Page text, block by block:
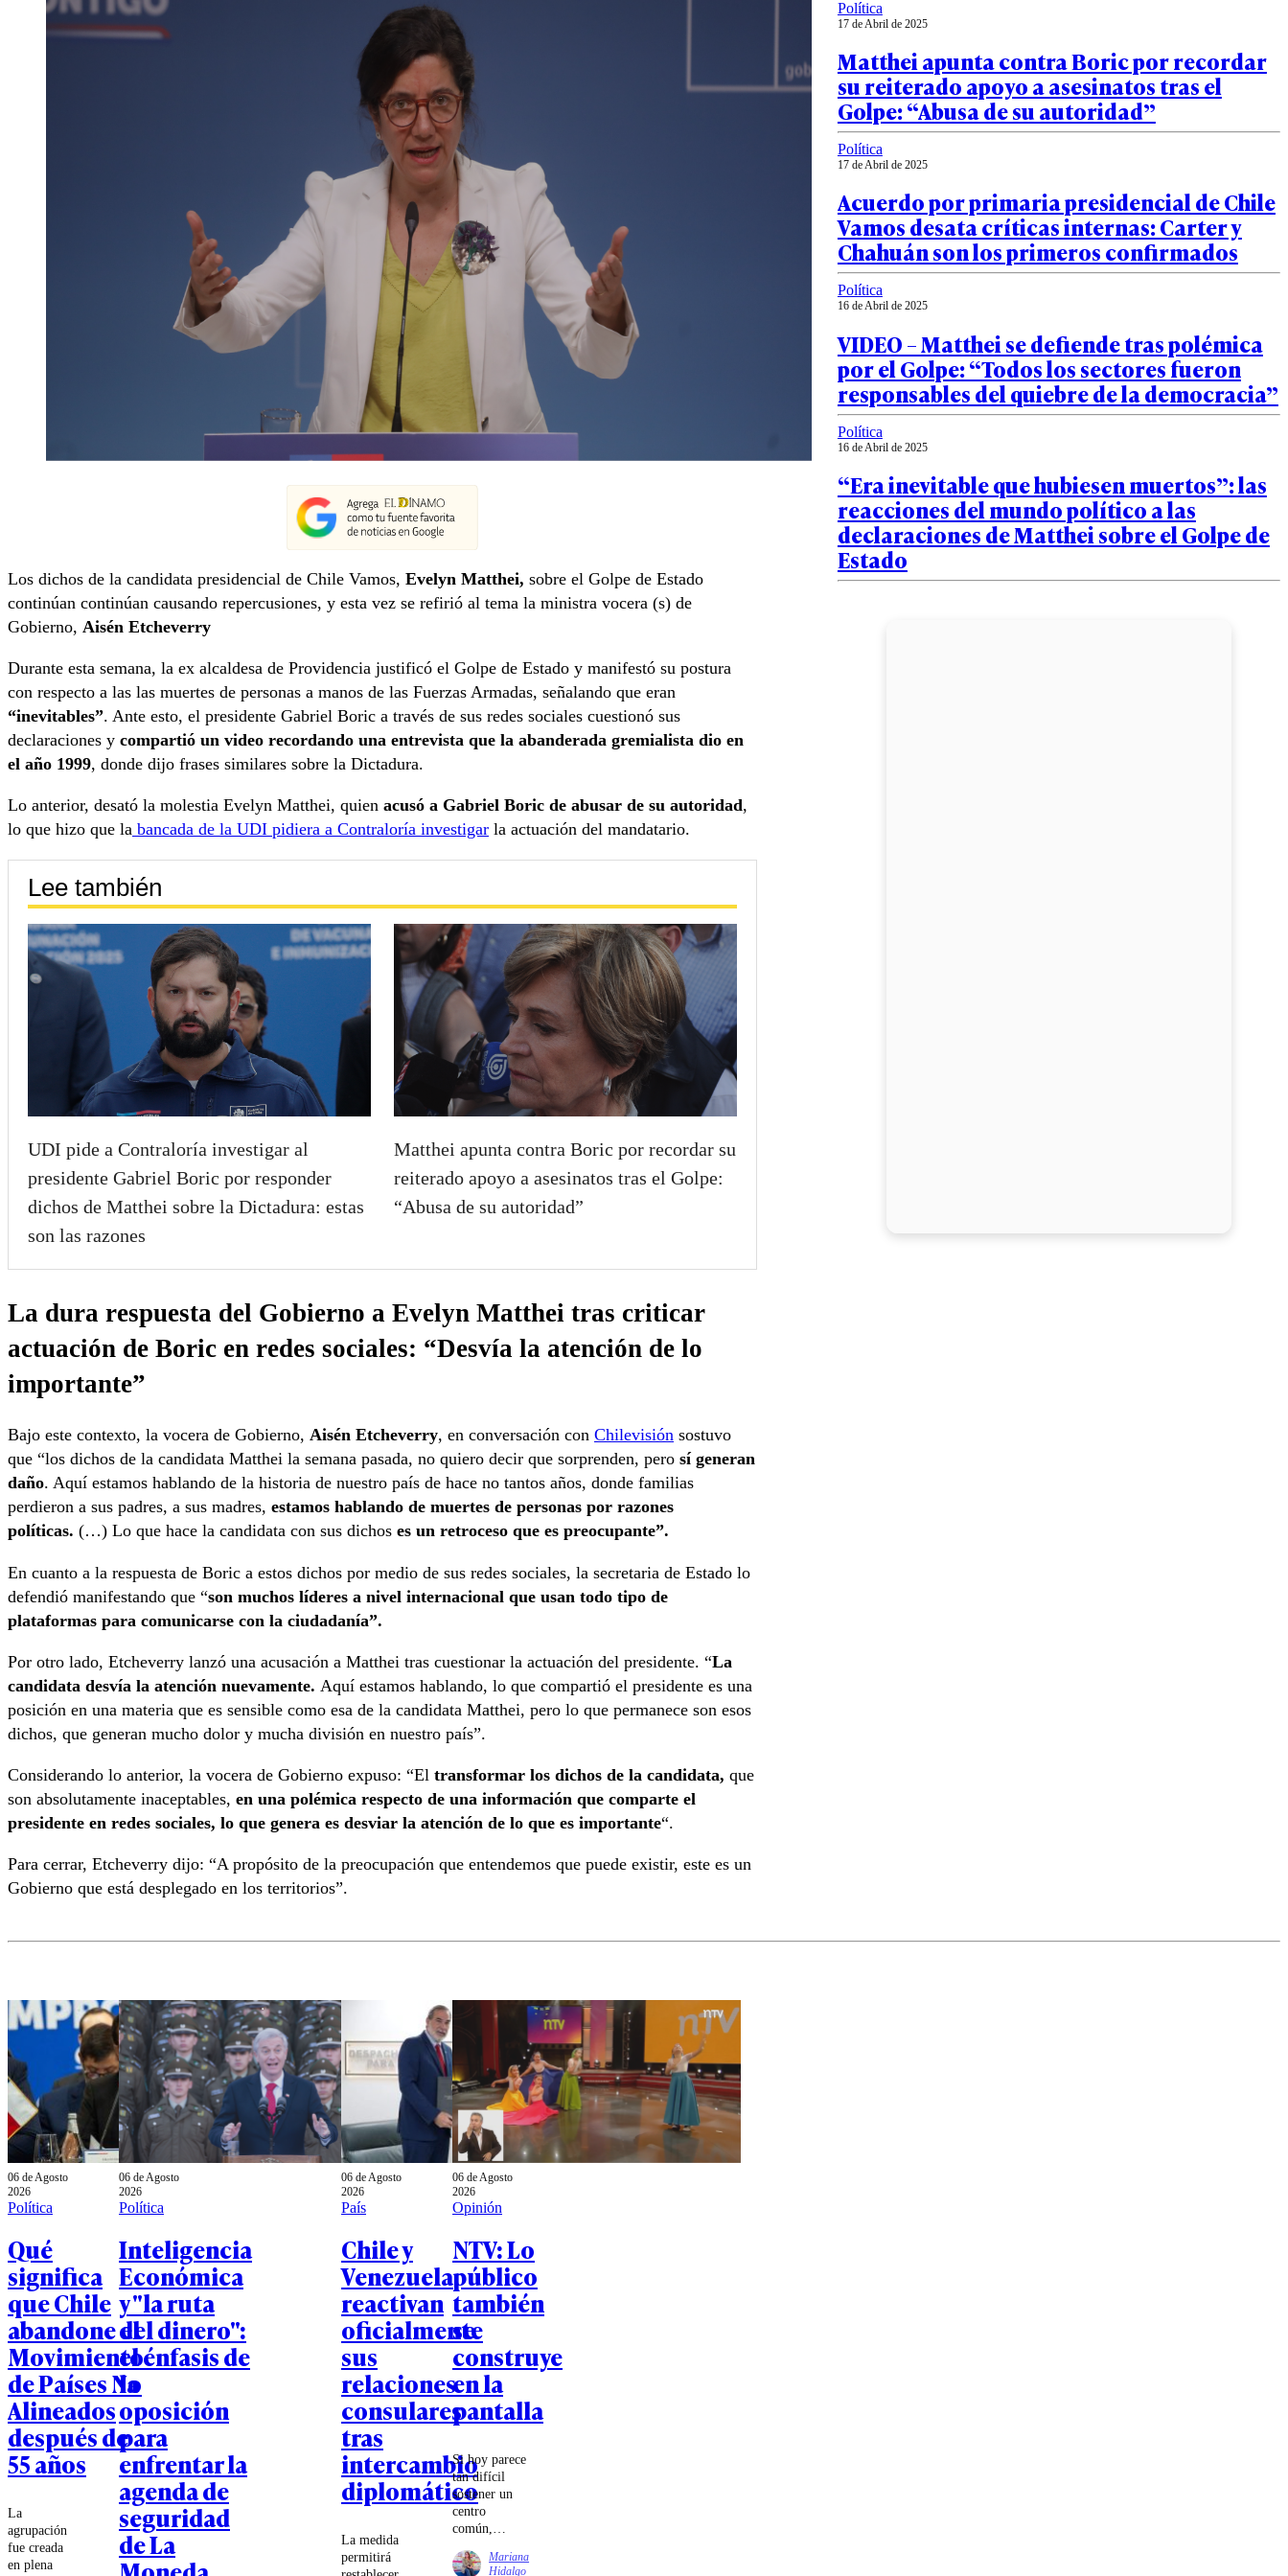
Los dichos de la candidata presidencial de Chile Vamos, Evelyn Matthei, sobre el Golpe de Estado
continúan continúan causando repercusiones, y esta vez se refirió al tema la ministra vocera (s) de
Gobierno, Aisén Etcheverry
Durante esta semana, la ex alcaldesa de Providencia justificó el Golpe de Estado y manifestó su postura
con respecto a las las muertes de personas a manos de las Fuerzas Armadas, señalando que eran
“inevitables”. Ante esto, el presidente Gabriel Boric a través de sus redes sociales cuestionó sus
declaraciones y compartió un video recordando una entrevista que la abanderada gremialista dio en
el año 1999, donde dijo frases similares sobre la Dictadura.
Lo anterior, desató la molestia Evelyn Matthei, quien acusó a Gabriel Boric de abusar de su autoridad,
lo que hizo que la bancada de la UDI pidiera a Contraloría investigar la actuación del mandatario.
Lee también
UDI pide a Contraloría investigar al
presidente Gabriel Boric por responder
dichos de Matthei sobre la Dictadura: estas
son las razones
Matthei apunta contra Boric por recordar su
reiterado apoyo a asesinatos tras el Golpe:
“Abusa de su autoridad”
La dura respuesta del Gobierno a Evelyn Matthei tras criticar
actuación de Boric en redes sociales: “Desvía la atención de lo
importante”
Bajo este contexto, la vocera de Gobierno, Aisén Etcheverry, en conversación con Chilevisión sostuvo
que “los dichos de la candidata Matthei la semana pasada, no quiero decir que sorprenden, pero sí generan
daño. Aquí estamos hablando de la historia de nuestro país de hace no tantos años, donde familias
perdieron a sus padres, a sus madres, estamos hablando de muertes de personas por razones
políticas. (…) Lo que hace la candidata con sus dichos es un retroceso que es preocupante”.
En cuanto a la respuesta de Boric a estos dichos por medio de sus redes sociales, la secretaria de Estado lo
defendió manifestando que “son muchos líderes a nivel internacional que usan todo tipo de
plataformas para comunicarse con la ciudadanía”.
Por otro lado, Etcheverry lanzó una acusación a Matthei tras cuestionar la actuación del presidente. “La
candidata desvía la atención nuevamente. Aquí estamos hablando, lo que compartió el presidente es una
posición en una materia que es sensible como esa de la candidata Matthei, pero lo que permanece son esos
dichos, que generan mucho dolor y mucha división en nuestro país”.
Considerando lo anterior, la vocera de Gobierno expuso: “El transformar los dichos de la candidata, que
son absolutamente inaceptables, en una polémica respecto de una información que comparte el
presidente en redes sociales, lo que genera es desviar la atención de lo que es importante“.
Para cerrar, Etcheverry dijo: “A propósito de la preocupación que entendemos que puede existir, este es un
Gobierno que está desplegado en los territorios”.
Política
17 de Abril de 2025
Matthei apunta contra Boric por recordar
su reiterado apoyo a asesinatos tras el
Golpe: “Abusa de su autoridad”
Política
17 de Abril de 2025
Acuerdo por primaria presidencial de Chile
Vamos desata críticas internas: Carter y
Chahuán son los primeros confirmados
Política
16 de Abril de 2025
VIDEO – Matthei se defiende tras polémica
por el Golpe: “Todos los sectores fueron
responsables del quiebre de la democracia”
Política
16 de Abril de 2025
“Era inevitable que hubiesen muertos”: las
reacciones del mundo político a las
declaraciones de Matthei sobre el Golpe de
Estado
06 de Agosto
2026
Política
Qué
significa
que Chile
abandone el
Movimiento
de Países No
Alineados
después de
55 años
La
agrupación
fue creada
en plena
06 de Agosto
2026
Política
Inteligencia
Económica
y "la ruta
del dinero":
el énfasis de
la
oposición
para
enfrentar la
agenda de
seguridad
de La
06 de Agosto
2026
País
Chile y
Venezuela
reactivan
oficialmente
sus
relaciones
consulares
tras
intercambio
diplomático
La medida
permitirá
06 de Agosto
2026
Opinión
NTV: Lo
público
también
se
construye
en la
pantalla
Si hoy parece
tan difícil
sostener un
centro
común,
de la tareaMariana
Hidalgo